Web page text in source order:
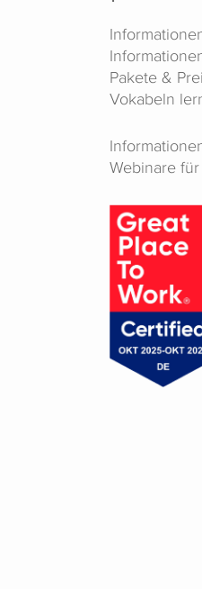
Pakete &
Vokabeln
Webinare